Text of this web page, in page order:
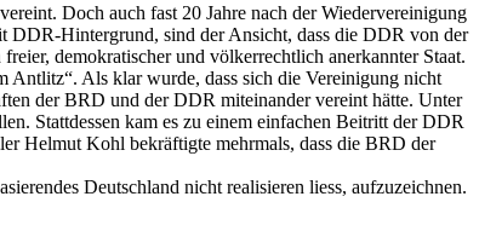
Doch auch fast 20 Jahre nach der Wiedervereinigung
DDR-Hintergrund, sind der Ansicht, dass die DDR von der
demokratischer und völkerrechtlich anerkannter Staat.
Antlitz“. Als klar wurde, dass sich die Vereinigung nicht
der BRD und der DDR miteinander vereint hätte. Unter
Stattdessen kam es zu einem einfachen Beitritt der DDR
Helmut Kohl bekräftigte mehrmals, dass die BRD der
Deutschland nicht realisieren liess, aufzuzeichnen.